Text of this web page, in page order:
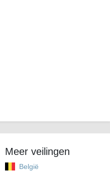
Meer veilingen
België